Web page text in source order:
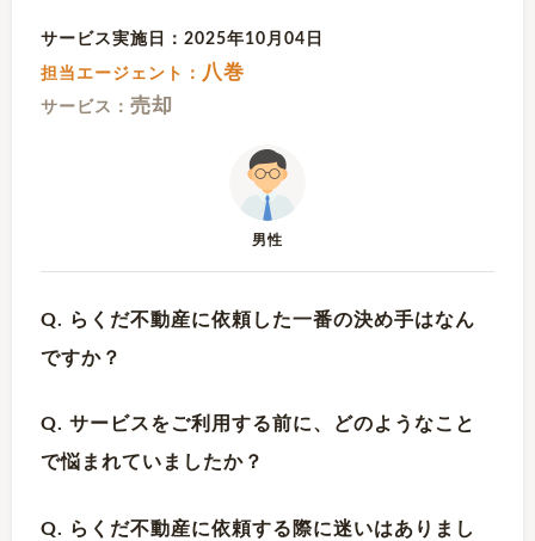
サービス実施日：2025年10月04日
担当エージェント： 八巻
サービス： 売却
男性
Q. らくだ不動産に依頼した一番の決め手はなん
ですか？
Q. サービスをご利用する前に、どのようなこと
で悩まれていましたか？
Q. らくだ不動産に依頼する際に迷いはありまし